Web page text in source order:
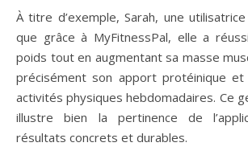
À titre d’exemple, Sarah, une
que grâce à MyFitnessPal, elle a
poids tout en augmentant sa masse
précisément son apport protéinique
activités physiques hebdomadaires. Ce
illustre bien la pertinence de
résultats concrets et durables.